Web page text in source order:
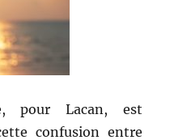
pour Lacan, est
confusion entre